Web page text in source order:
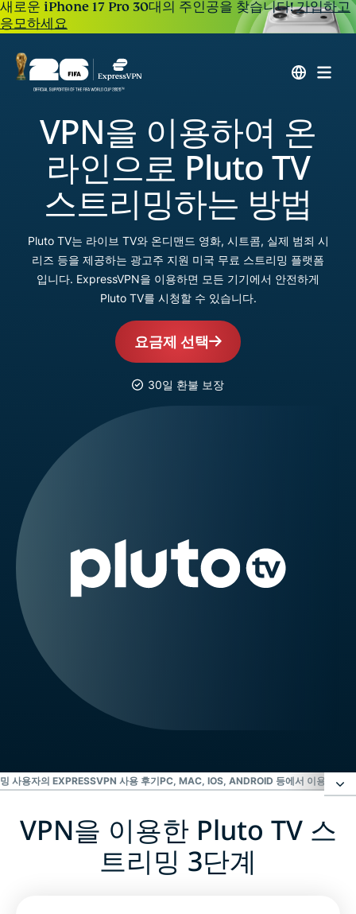
새로운 iPhone 17 Pro 30대의 주인공을 찾습니다!가입하고
응모하세요
VPN을 이용하여 온
라인으로 Pluto TV
스트리밍하는 방법
Pluto TV는 라이브 TV와 온디맨드 영화, 시트콤, 실제 범죄 시
리즈 등을 제공하는 광고주 지원 미국 무료 스트리밍 플랫폼
입니다. ExpressVPN을 이용하면 모든 기기에서 안전하게
Pluto TV를 시청할 수 있습니다.
요금제 선택
30일 환불 보장
사용자의 EXPRESSVPN 사용 후기PC, MAC, IOS, ANDROID 등에서 이용 가능
VPN을 이용한 Pluto TV 스트리밍 3단계
Pluto TV 콘텐츠
VPN을 이용한 Pluto TV 스
트리밍 3단계